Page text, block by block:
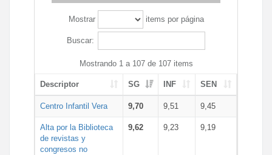
Mostrar items por página
Buscar:
Mostrando 1 a 107 de 107 items
Descriptor SG INF SEN
Centro Infantil Vera 9,70 9,51 9,45
Alta por la Biblioteca
de revistas y
congresos no
9,62 9,23 9,19